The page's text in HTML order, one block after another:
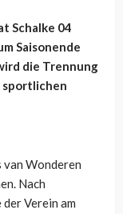
Schalke 04
Saisonende
die Trennung
van Wonderen
Nach
Verein am